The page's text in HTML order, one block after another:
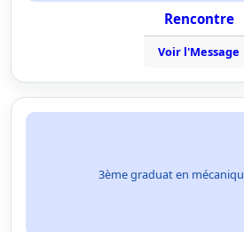
Rencontre
Voir l'Message
3ème graduat en